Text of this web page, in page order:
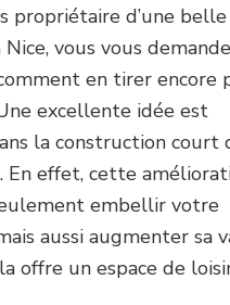
propriétaire d’une belle
vous vous
en tirer encore
excellente idée est
la construction court
En effet, cette
embellir votre
aussi augmenter sa
offre un espace de